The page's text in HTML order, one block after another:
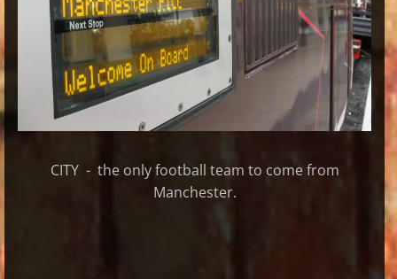
CITY - the only football team to come from
Manchester.